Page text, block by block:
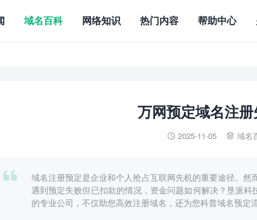
域名百科 网络知识 热门内容 帮助中心
万网预定域名注
 2025-11-05  域名

域名注册预定是企业和个人抢占互联网先机的重要途径。
遇到预定失败但已扣款的情况，资金问题如何解决？垦派
的专业公司，不仅助您高效注册域名，还为您科普域名预定